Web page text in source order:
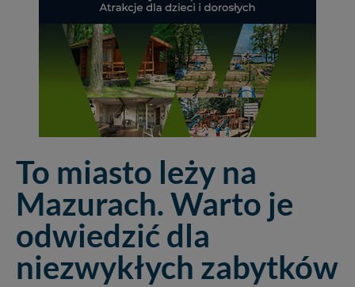
To miasto leży na
Mazurach. Warto je
odwiedzić dla
niezwykłych zabytków